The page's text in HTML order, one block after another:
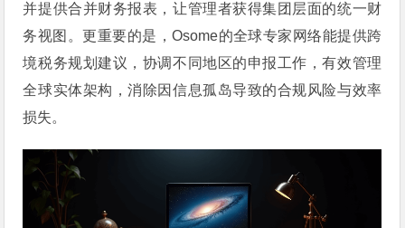
并提供合并财务报表，让管理者获得集团层面的统一财
务视图。更重要的是，Osome的全球专家网络能提供跨
境税务规划建议，协调不同地区的申报工作，有效管理
全球实体架构，消除因信息孤岛导致的合规风险与效率
损失。